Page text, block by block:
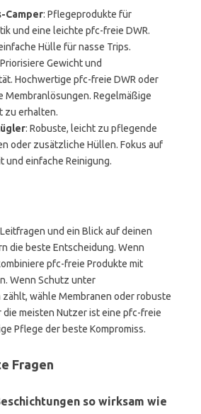
Camper: Pflegeprodukte für
und eine leichte pfc-freie DWR.
Hülle für nasse Trips.
Gewicht und
Hochwertige pfc-freie DWR oder
Membranlösungen. Regelmäßige
zu erhalten.
: Robuste, leicht zu pflegende
oder zusätzliche Hüllen. Fokus auf
und einfache Reinigung.
und ein Blick auf deinen
die beste Entscheidung. Wenn
pfc-freie Produkte mit
Wenn Schutz unter
wähle Membranen oder robuste
die meisten Nutzer ist eine pfc-freie
Pflege der beste Kompromiss.
Fragen
so wirksam wie